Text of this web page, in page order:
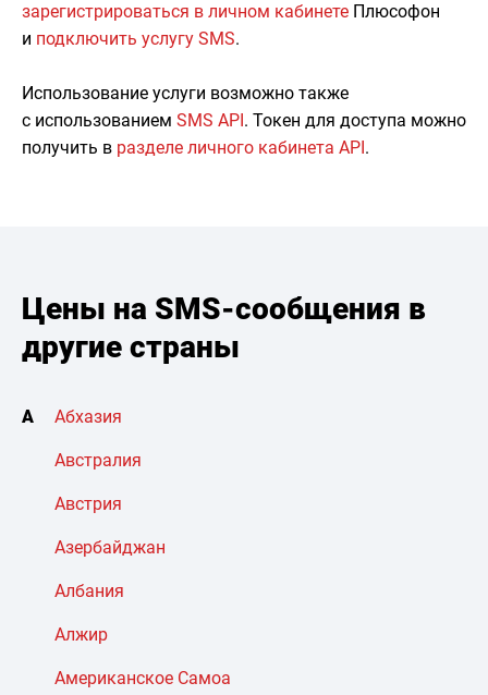
зарегистрироваться в личном кабинете Плюсофон
и подключить услугу SMS.
Использование услуги возможно также
с использованием SMS API. Токен для доступа можно
получить в разделе личного кабинета API.
Цены на SMS-сообщения в
другие страны
А Абхазия
Австралия
Австрия
Азербайджан
Албания
Алжир
Американское Самоа